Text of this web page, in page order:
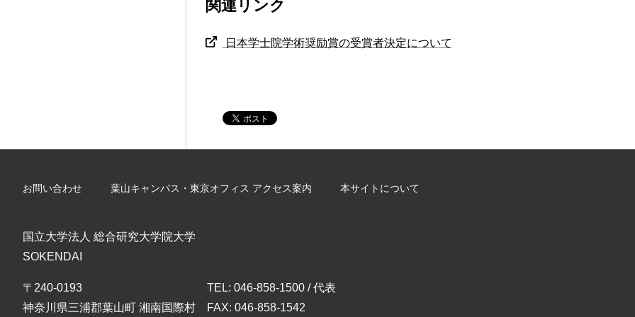
関連リンク
日本学士院学術奨励賞の受賞者決定について
お問い合わせ 葉山キャンパス・東京オフィス アクセス案内 本サイトについて
国立大学法人 総合研究大学院大学
SOKENDAI
〒240-0193
神奈川県三浦郡葉山町 湘南国際村
TEL: 046-858-1500 / 代表
FAX: 046-858-1542